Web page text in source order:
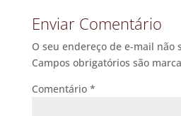
Enviar Comentário
O seu endereço de e-mail não
Campos obrigatórios são
Comentário *